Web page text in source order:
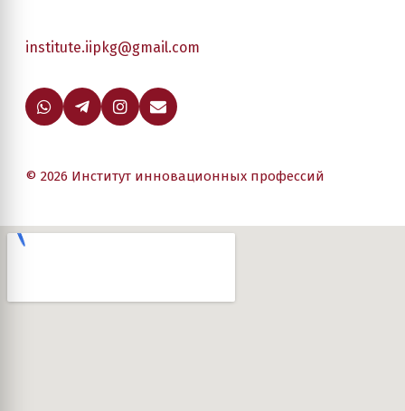
institute.iipkg@gmail.com
© 2026 Институт инновационных профессий